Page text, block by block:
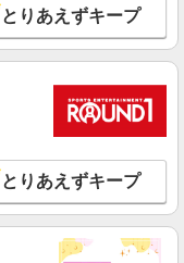
バンク】
経験・能力による） ※
。○。・゜+゜
販店
詳細を見る
とりあえずキープ
とりあえずキープ